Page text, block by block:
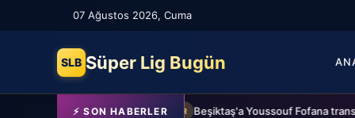
07 Ağustos 2026, Cuma
SLB Süper Lig Bugün
⚡ SON HABERLER
SPOR